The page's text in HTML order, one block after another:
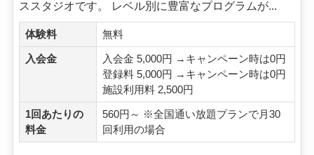
ススタジオです。 レベル別に豊富なプログラムが...
体験料 無料
入会金
入会金 5,000円 →キャンペーン時は0円
登録料 5,000円 →キャンペーン時は0円
施設利用料 2,500円
1回あたりの
料金
560円～ ※全国通い放題プランで月30
回利用の場合